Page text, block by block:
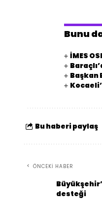
Bunu
İMES
Başkan
Bu haberi paylaş
ÖNCEKI HABER
desteği